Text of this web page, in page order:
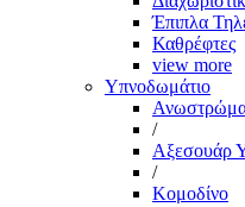
Έπιπλα
Καθρέφτες
view more
Υπνοδωμάτιο
/
Αξεσουάρ
/
Κομοδίνο